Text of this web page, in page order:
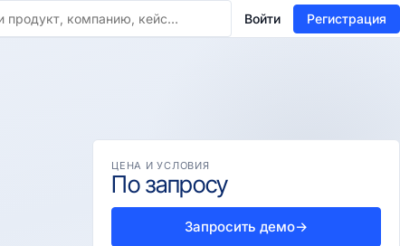
Войти Регистрация
ЦЕНА И УСЛОВИЯ
По запросу
Запросить демо→